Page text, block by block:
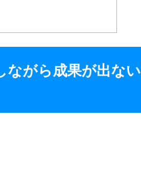
ながら成果が出ない